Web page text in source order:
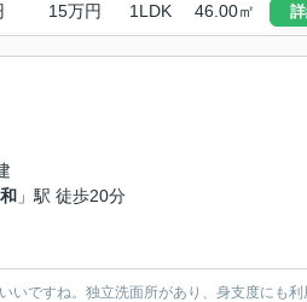
15万円 1LDK 46.00㎡
」駅 徒歩20分
ですね。独立洗面所があり、身支度にも